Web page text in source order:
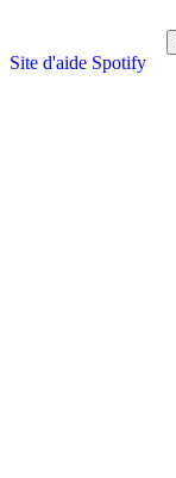
Site d'aide Spotify